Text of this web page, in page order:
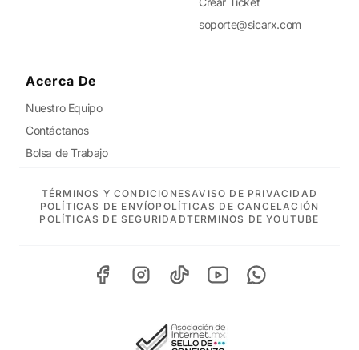
soporte@sicarx.com
Acerca De
Nuestro Equipo
Contáctanos
Bolsa de Trabajo
TÉRMINOS Y CONDICIONESAVISO DE PRIVACIDAD
POLÍTICAS DE ENVÍOPOLÍTICAS DE CANCELACIÓN
POLÍTICAS DE SEGURIDADTERMINOS DE YOUTUBE